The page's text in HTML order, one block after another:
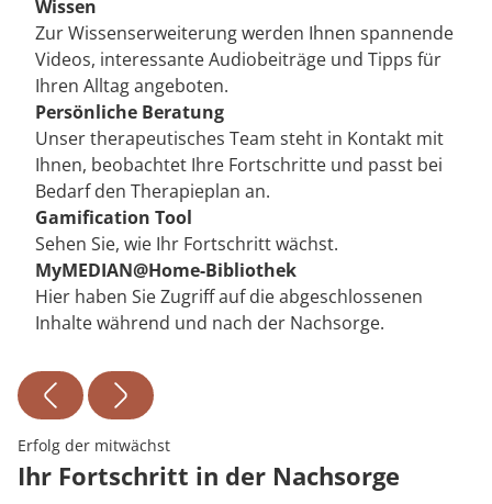
Wissen
Zur Wissenserweiterung werden Ihnen spannende
Videos, interessante Audiobeiträge und Tipps für
Ihren Alltag angeboten.
Persönliche Beratung
Unser therapeutisches Team steht in Kontakt mit
Ihnen, beobachtet Ihre Fortschritte und passt bei
Bedarf den Therapieplan an.
Gamification Tool
Sehen Sie, wie Ihr Fortschritt wächst.
MyMEDIAN@Home-Bibliothek
Hier haben Sie Zugriff auf die abgeschlossenen
Inhalte während und nach der Nachsorge.
Erfolg der mitwächst
Ihr Fortschritt in der Nachsorge